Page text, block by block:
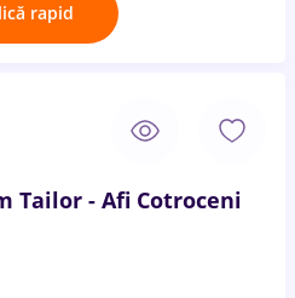
rapid
Tailor - Afi Cotroceni